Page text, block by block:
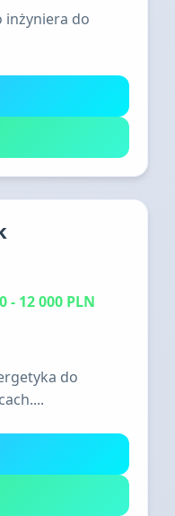
inżyniera do
- 12 000 PLN
do